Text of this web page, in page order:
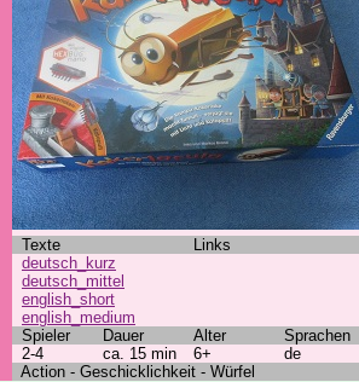
Texte
Links
deutsch_kurz
deutsch_mittel
english_short
english_medium
Spieler Dauer Alter Sprachen
2-4
ca. 15 min 6+ de
Action - Geschicklichkeit - Würfel